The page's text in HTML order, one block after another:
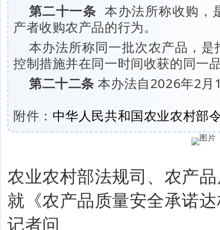
第二十一条 本办法所称收购，
产者收购农产品的行为。
本办法所称同一批次农产品，
控制措施并在同一时间收获的同一
第二十二条本办法自2026年2月
附件： 中华人民共和国农业农村部
农业农村部法规司、农产
就《农产品质量安全承诺
记者问